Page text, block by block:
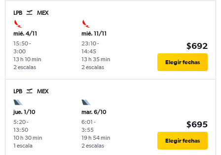
LPB MEX
mié. 4/11
15:50-
3:00
2 escalas
13 h 10 min
mié. 11/11
23:10-
14:45
2 escalas
13 h 35 min
$692
Elegir fechas
LPB MEX
jue. 1/10
5:20-
13:50
1 escala
10 h 30 min
mar. 6/10
6:01 -
3:55
2 escalas
19 h 54 min
$695
Elegir fechas